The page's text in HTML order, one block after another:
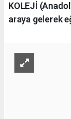
KOLEJİ
araya gelerek